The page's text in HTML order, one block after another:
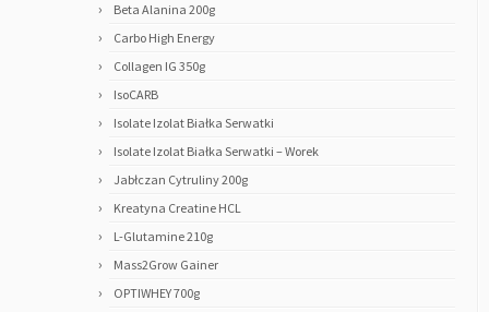
Beta Alanina 200g
Carbo High Energy
Collagen IG 350g
IsoCARB
Isolate Izolat Białka Serwatki
Isolate Izolat Białka Serwatki – Worek
Jabłczan Cytruliny 200g
Kreatyna Creatine HCL
L-Glutamine 210g
Mass2Grow Gainer
OPTIWHEY 700g